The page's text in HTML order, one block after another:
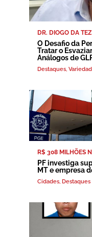
DR. DIOGO DA TEZ
O Desafio da
Tratar o
Análogos de
Destaques,
R$ 308 MILHÕES
PF investiga
MT e empresa
Cidades, Destaques